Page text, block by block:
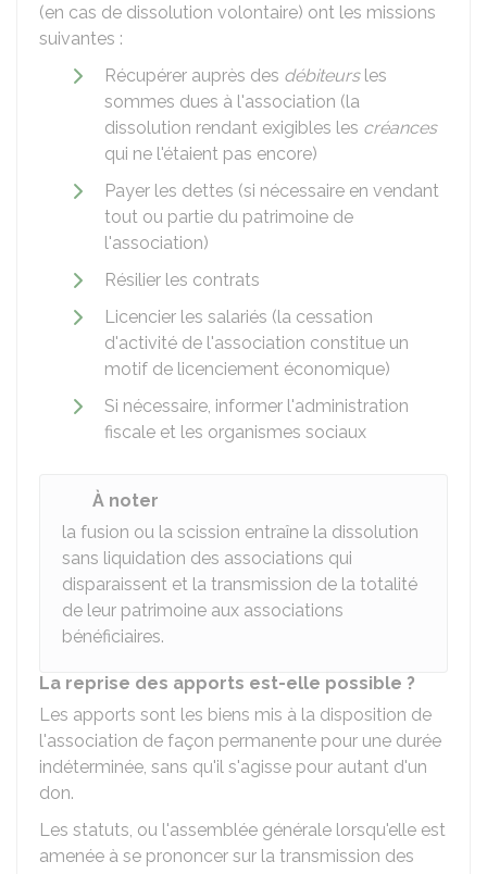
(en cas de dissolution volontaire) ont les missions
suivantes :
Récupérer auprès des débiteursles
sommes dues à l'association (la
dissolution rendant exigibles les créances
qui ne l'étaient pas encore)
Payer les dettes (si nécessaire en vendant
tout ou partie du patrimoine de
l'association)
Résilier les contrats
Licencier les salariés (la cessation
d'activité de l'association constitue un
motif de licenciement économique)
Si nécessaire, informer l'administration
fiscale et les organismes sociaux
À noter
la fusion ou la scission entraîne la dissolution
sans liquidation des associations qui
disparaissent et la transmission de la totalité
de leur patrimoine aux associations
bénéficiaires.
La reprise des apports est-elle possible ?
Les apports sont les biens mis à la disposition de
l'association de façon permanente pour une durée
indéterminée, sans qu'il s'agisse pour autant d'un
don.
Les statuts, ou l'assemblée générale lorsqu'elle est
amenée à se prononcer sur la transmission des